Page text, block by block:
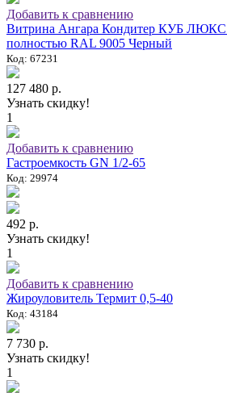
Добавить к сравнению
Витрина Ангара Кондитер КУБ ЛЮКС
полностью RAL 9005 Черный
Код: 67231
127 480 р.
Узнать скидку!
1
Добавить к сравнению
Гастроемкость GN 1/2-65
Код: 29974
492 р.
Узнать скидку!
1
Добавить к сравнению
Жироуловитель Термит 0,5-40
Код: 43184
7 730 р.
Узнать скидку!
1